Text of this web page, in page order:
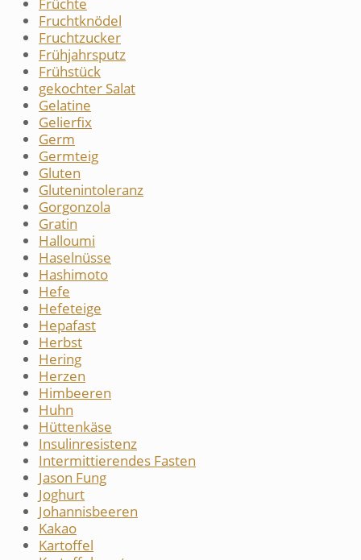
Fruchtknödel
Fruchtzucker
Frühjahrsputz
Frühstück
gekochter Salat
Gelatine
Gelierfix
Germ
Germteig
Gluten
Glutenintoleranz
Gorgonzola
Gratin
Halloumi
Haselnüsse
Hashimoto
Hefe
Hefeteige
Hepafast
Herbst
Hering
Herzen
Himbeeren
Huhn
Hüttenkäse
Insulinresistenz
Intermittierendes Fasten
Jason Fung
Joghurt
Johannisbeeren
Kakao
Kartoffel